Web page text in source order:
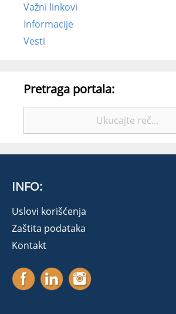
Važni linkovi
Informacije
Vesti
Pretraga portala:
INFO:
Uslovi korišćenja
Zaštita podataka
Kontakt